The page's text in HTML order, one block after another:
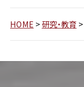
HOME >研究・教育 >